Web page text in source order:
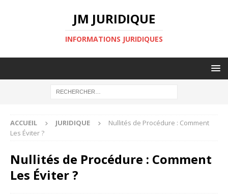
JM JURIDIQUE
INFORMATIONS JURIDIQUES
ACCUEIL JURIDIQUE
Nullités de Procédure : Comment
Les Éviter ?
Nullités de Procédure : Comment
Les Éviter ?